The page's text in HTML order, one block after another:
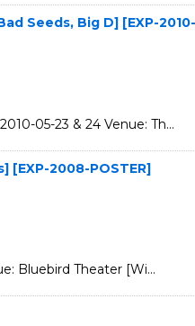
Seeds, Big D] [EXP-
05-23 & 24 Venue: Th…
[EXP-2008-POSTER]
Bluebird Theater [Wi…